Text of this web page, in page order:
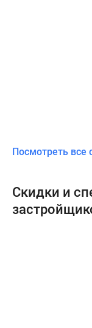
Посмотреть все
Скидки и